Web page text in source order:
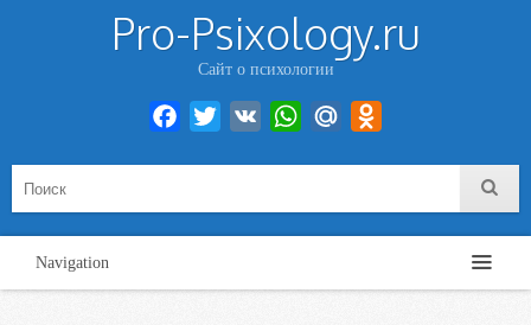
Pro-Psixology.ru
Сайт о психологии
Facebook
Twitter VK WhatsAppMail.Ru
Navigation